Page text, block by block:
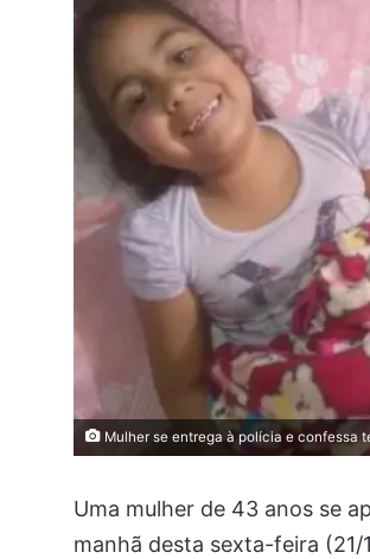
Mulher se entrega à polícia e confessa
Uma mulher de 43 anos se
manhã desta sexta-feira